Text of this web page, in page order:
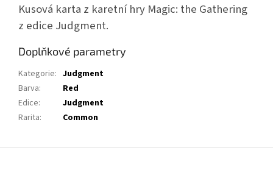
Kusová karta z karetní hry Magic: the Gathering
z edice Judgment.
Doplňkové parametry
Kategorie: Judgment
Barva:
Red
Edice:
Judgment
Rarita: Common